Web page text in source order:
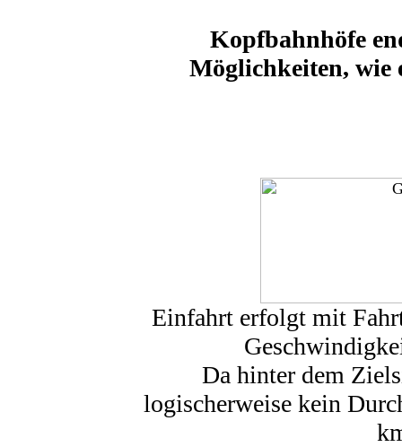
Kopfbahnhöfe
Möglichkeiten, wie
Einfahrt erfolgt mit
Da hinter dem
logischerweise kein